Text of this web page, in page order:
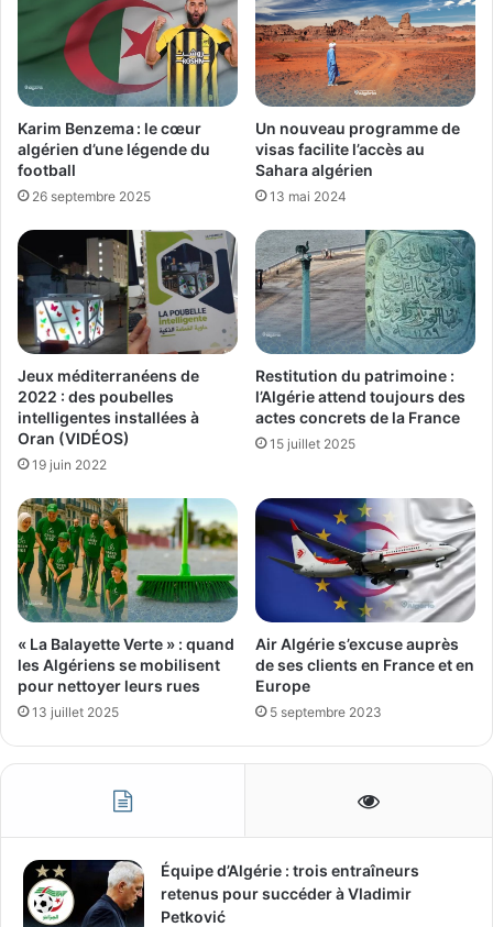
Karim Benzema : le cœur
algérien d’une légende du
football
26 septembre 2025
Un nouveau programme de
visas facilite l’accès au
Sahara algérien
13 mai 2024
Jeux méditerranéens de
2022 : des poubelles
intelligentes installées à
Oran (VIDÉOS)
19 juin 2022
Restitution du patrimoine :
l’Algérie attend toujours des
actes concrets de la France
15 juillet 2025
« La Balayette Verte » : quand
les Algériens se mobilisent
pour nettoyer leurs rues
13 juillet 2025
Air Algérie s’excuse auprès
de ses clients en France et en
Europe
5 septembre 2023
Équipe d’Algérie : trois entraîneurs
retenus pour succéder à Vladimir
Petković